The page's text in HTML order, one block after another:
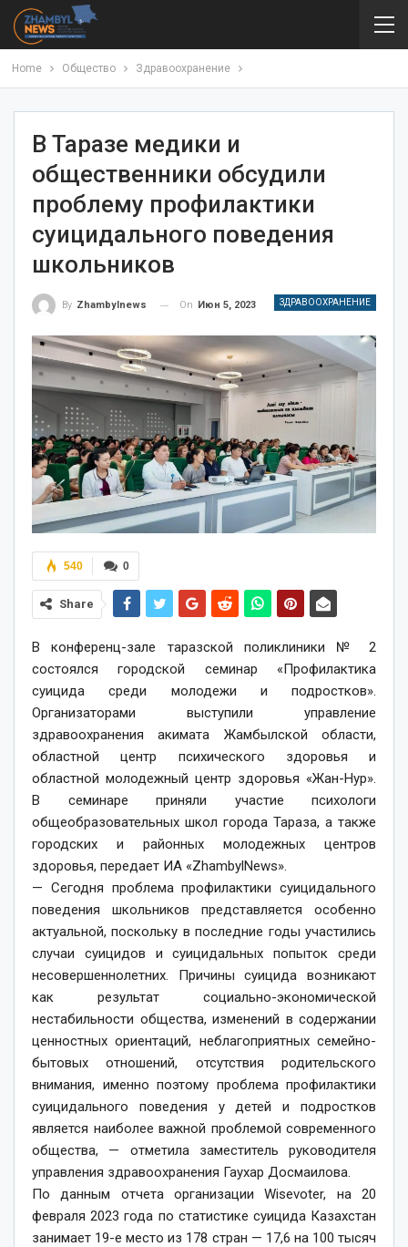
Home Общество Здравоохранение
В Таразе медики и
общественники обсудили
проблему профилактики
суицидального поведения
школьников
ЗДРАВООХРАНЕНИЕ
By Zhambylnews On Июн 5, 2023
0
540
Share
В конференц-зале таразской поликлиники № 2
состоялся городской семинар «Профилактика
суицида среди молодежи и подростков».
Организаторами выступили управление
здравоохранения акимата Жамбылской области,
областной центр психического здоровья и
областной молодежный центр здоровья «Жан-Нур».
В семинаре приняли участие психологи
общеобразовательных школ города Тараза, а также
городских и районных молодежных центров
здоровья, передает ИА «ZhambylNews».
— Сегодня проблема профилактики суицидального
поведения школьников представляется особенно
актуальной, поскольку в последние годы участились
случаи суицидов и суицидальных попыток среди
несовершеннолетних. Причины суицида возникают
как результат социально-экономической
нестабильности общества, изменений в содержании
ценностных ориентаций, неблагоприятных семейно-
бытовых отношений, отсутствия родительского
внимания, именно поэтому проб­лема профилактики
суицидального поведения у детей и подростков
является наиболее важной проблемой современного
общества, — отметила заместитель руководителя
управления здравоохранения Гаухар Досмаилова.
По данным отчета организации Wisevoter, на 20
февраля 2023 года по статистике суицида Казахстан
занимает 19-е место из 178 стран — 17,6 на 100 тысяч